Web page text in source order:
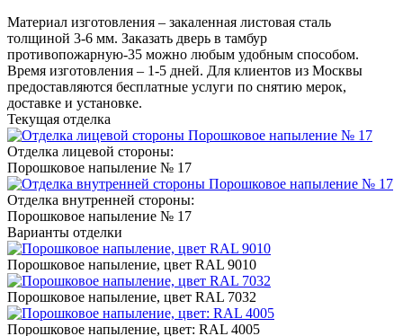
Материал изготовления – закаленная листовая сталь
толщиной 3-6 мм. Заказать дверь в тамбур
противопожарную-35 можно любым удобным способом.
Время изготовления – 1-5 дней. Для клиентов из Москвы
предоставляются бесплатные услуги по снятию мерок,
доставке и установке.
Текущая отделка
Отделка лицевой стороны:
Порошковое напыление № 17
Отделка внутренней стороны:
Порошковое напыление № 17
Варианты отделки
Порошковое напыление, цвет RAL 9010
Порошковое напыление, цвет RAL 7032
Порошковое напыление, цвет: RAL 4005